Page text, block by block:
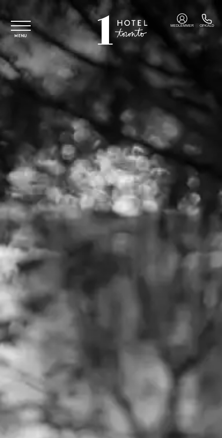
Spring til hovedindhold
MENU
MEDLEMMER OPKALD